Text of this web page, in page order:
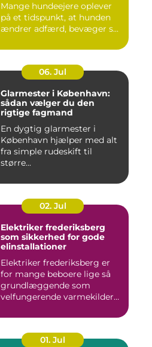
Mange hundeejere oplever
på et tidspunkt, at hunden
ændrer adfærd, bevæger s...
06. Jul
Glarmester i København:
sådan vælger du den
rigtige fagmand
En dygtig glarmester i
København hjælper med alt
fra simple rudeskift til
større...
02. Jul
Elektriker frederiksberg
som sikkerhed for gode
elinstallationer
Elektriker frederiksberg er
for mange beboere lige så
grundlæggende som
velfungerende varmekilder
01. Jul